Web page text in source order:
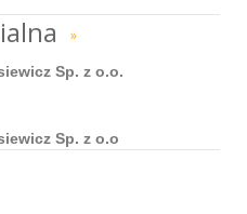
»
Sp. z o.o.
Sp. z o.o